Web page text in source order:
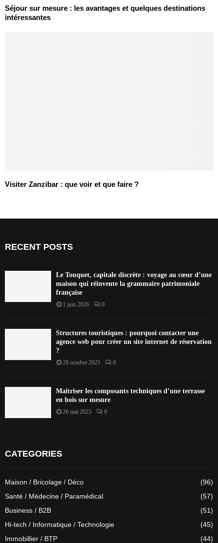
Séjour sur mesure : les avantages et quelques destinations
intéressantes
Visiter Zanzibar : que voir et que faire ?
RECENT POSTS
Le Touquet, capitale discrète : voyage au cœur d’une
maison qui réinvente la grammaire patrimoniale
française
1 juin 2026 0
Structures touristiques : pourquoi contacter une
agence web pour créer un site internet de réservation
?
28 octobre 2025 0
Maîtriser les composants techniques d’une terrasse
en bois sur mesure
26 mai 2025 0
CATEGORIES
Maison / Bricolage / Déco
(96)
Santé / Médecine / Paramédical
(57)
Business / B2B
(51)
Hi-tech / Informatique / Technologie
(45)
Immobillier / BTP
(44)